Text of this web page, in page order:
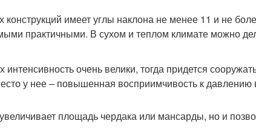
имеет углы наклона не менее 11 и не
практичными. В сухом и теплом климате можно
очень велики, тогда придется
у нее – повышенная восприимчивость к давлению
площадь чердака или мансарды, но и